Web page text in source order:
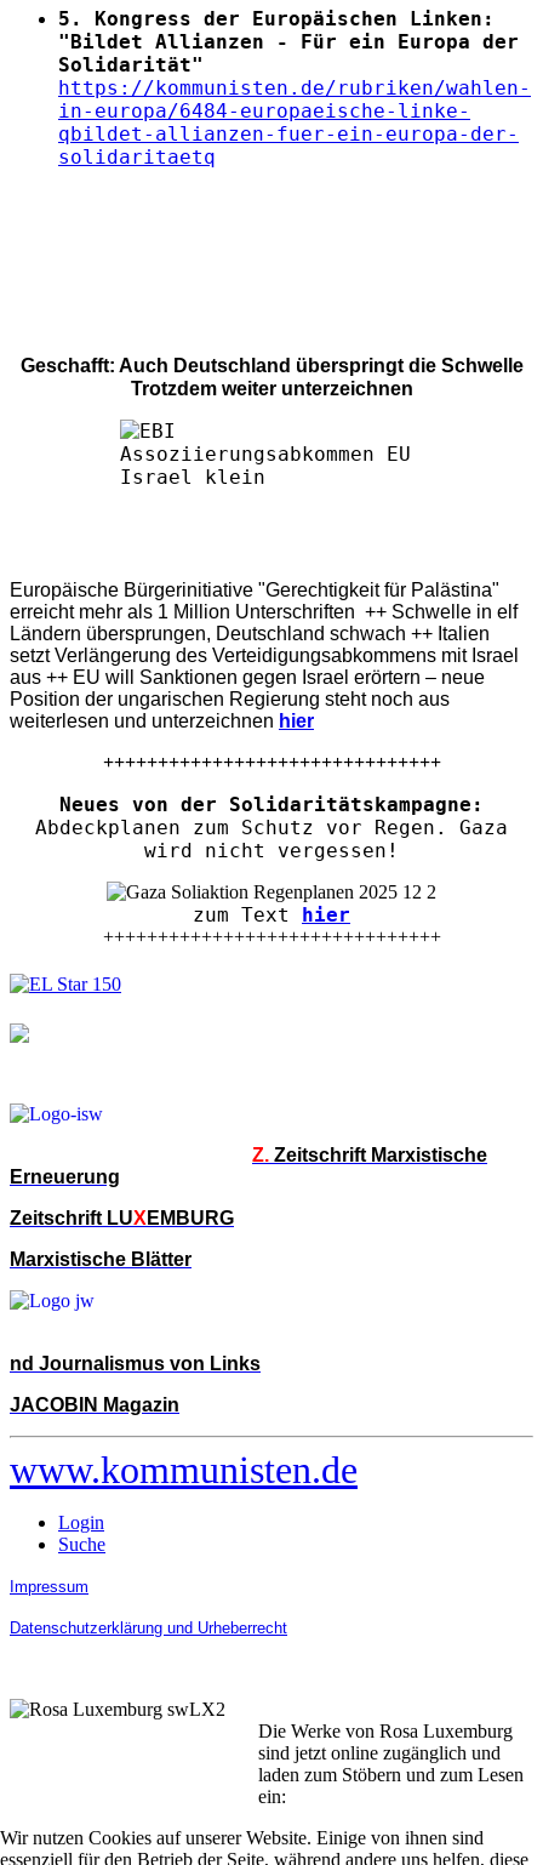
5. Kongress der Europäischen Linken:
"Bildet Allianzen - Für ein Europa der
Solidarität"
https://kommunisten.de/rubriken/wahlen-
in-europa/6484-europaeische-linke-
qbildet-allianzen-fuer-ein-europa-der-
solidaritaetq
Geschafft: Auch Deutschland überspringt die Schwelle
Trotzdem weiter unterzeichnen
Europäische Bürgerinitiative "Gerechtigkeit für Palästina"
erreicht mehr als 1 Million Unterschriften ++ Schwelle in elf
Ländern übersprungen, Deutschland schwach ++ Italien
setzt Verlängerung des Verteidigungsabkommens mit Israel
aus ++ EU will Sanktionen gegen Israel erörtern – neue
Position der ungarischen Regierung steht noch aus
weiterlesen und unterzeichnen hier
+++++++++++++++++++++++++++++++
Neues von der Solidaritätskampagne:
Abdeckplanen zum Schutz vor Regen. Gaza
wird nicht vergessen!
zum Text hier
+++++++++++++++++++++++++++++++
Z. Zeitschrift Marxistische
Erneuerung
Zeitschrift LUXEMBURG
Marxistische Blätter
nd Journalismus von Links
JACOBIN Magazin
www.kommunisten.de
Login
Suche
Impressum
Datenschutzerklärung und Urheberrecht
Die Werke von Rosa Luxemburg
sind jetzt online zugänglich und
laden zum Stöbern und zum Lesen
ein:
Wir nutzen Cookies auf unserer Website. Einige von ihnen sind
essenziell für den Betrieb der Seite, während andere uns helfen, diese